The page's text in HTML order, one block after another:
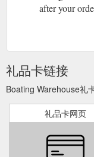
after your
礼品卡链接
Boating Warehouse礼
礼品卡网页